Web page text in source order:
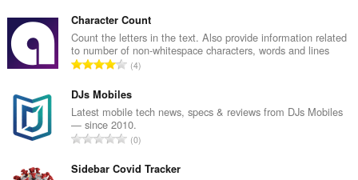
l
k
o
v
p
o
č
e
t
Character Count
Count the letters in the text. Also provide information related
to number of non-whitespace characters, words and lines
C
l
k
o
v
p
4
DJs Mobiles
Latest mobile tech news, specs & reviews from DJs Mobiles
— since 2010.
C
l
0
Sidebar Covid Tracker